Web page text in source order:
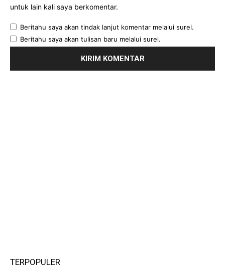
untuk lain kali saya berkomentar.
Beritahu saya akan tindak lanjut komentar melalui surel.
Beritahu saya akan tulisan baru melalui surel.
TERPOPULER